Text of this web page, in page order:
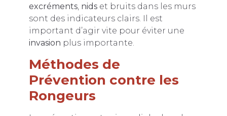
excréments, nidset bruits dans les murs
sont des indicateurs clairs. Il est
important d’agir vite pour éviter une
invasion plus importante.
Méthodes de
Prévention contre les
Rongeurs